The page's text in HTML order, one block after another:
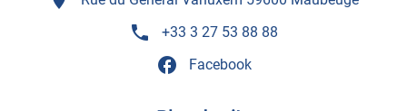
phone +33 3 27 53 88 88
facebook Facebook